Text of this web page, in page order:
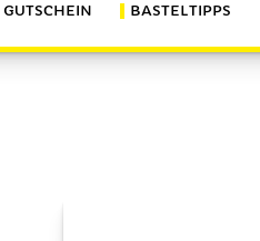
GUTSCHEIN BASTELTIPPS